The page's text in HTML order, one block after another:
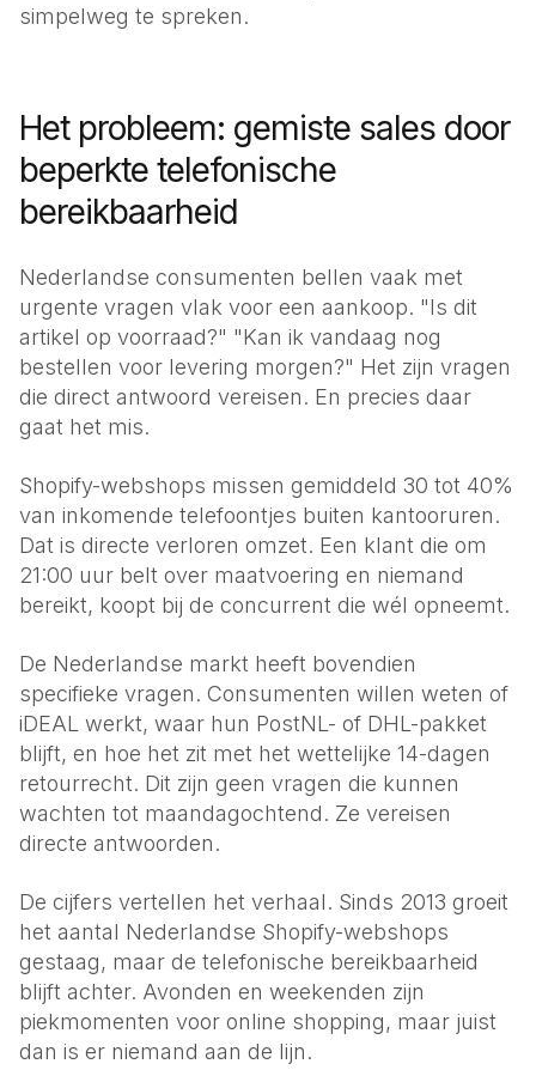
Klusbedrijven
Restaurants
Reserveringen
Energie
Corporaties
Onderhoud & beheer
MKB
Voor elk bedrijf
simpelweg te spreken.
Het probleem: gemiste sales door
beperkte telefonische
bereikbaarheid
Nederlandse consumenten bellen vaak met
urgente vragen vlak voor een aankoop. "Is dit
artikel op voorraad?" "Kan ik vandaag nog
bestellen voor levering morgen?" Het zijn vragen
die direct antwoord vereisen. En precies daar
gaat het mis.
Shopify-webshops missen gemiddeld 30 tot 40%
van inkomende telefoontjes buiten kantooruren.
Dat is directe verloren omzet. Een klant die om
21:00 uur belt over maatvoering en niemand
bereikt, koopt bij de concurrent die wél opneemt.
De Nederlandse markt heeft bovendien
specifieke vragen. Consumenten willen weten of
iDEAL werkt, waar hun PostNL- of DHL-pakket
blijft, en hoe het zit met het wettelijke 14-dagen
retourrecht. Dit zijn geen vragen die kunnen
wachten tot maandagochtend. Ze vereisen
directe antwoorden.
De cijfers vertellen het verhaal. Sinds 2013 groeit
het aantal Nederlandse Shopify-webshops
gestaag, maar de telefonische bereikbaarheid
blijft achter. Avonden en weekenden zijn
piekmomenten voor online shopping, maar juist
dan is er niemand aan de lijn.